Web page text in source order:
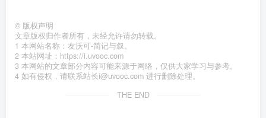
© 版权声明
文章版权归作者所有，未经允许请勿转载。
1 本网站名称：友沃可-简记与叙。
2 本站网址：https://i.uvooc.com
3 本网站的文章部分内容可能来源于网络，仅供大家学习与参考。
4 如有侵权，请联系站长i@uvooc.com 进行删除处理。
THE END